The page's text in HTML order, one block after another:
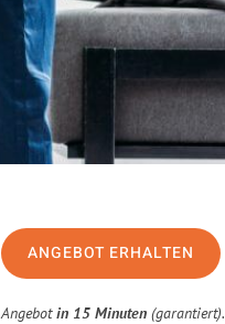
ANGEBOT ERHALTEN
Angebotin 15 Minuten (garantiert).